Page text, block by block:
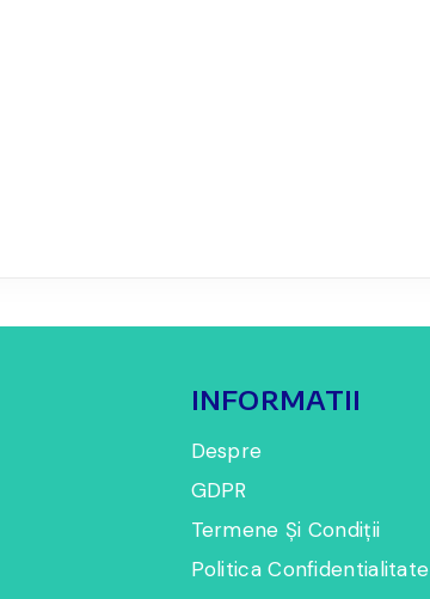
INFORMATII
Despre
GDPR
Termene Și Condiții
Politica Confidentialitate